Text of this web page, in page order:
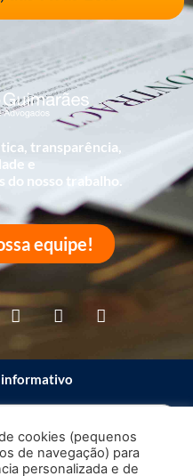
transparência,
e
do nosso trabalho.
equipe!
informativo
cookies (pequenos
de navegação) para
personalizada e de